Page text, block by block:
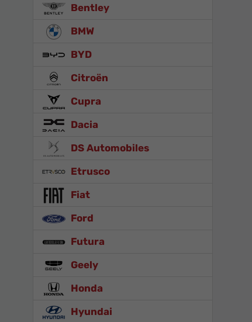
Bentley
BMW
BYD
Citroën
Cupra
Dacia
DS Automobiles
Etrusco
Fiat
Ford
Futura
Geely
Honda
Hyundai